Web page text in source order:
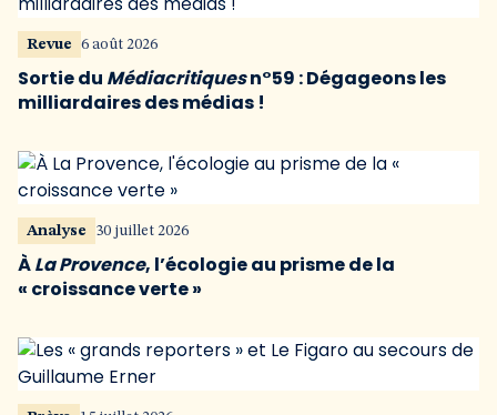
Revue 6 août 2026
Sortie du Médiacritiquesn°59 : Dégageons les
milliardaires des médias !
Analyse 30 juillet 2026
ÀLa Provence, l’écologie au prisme de la
« croissance verte »